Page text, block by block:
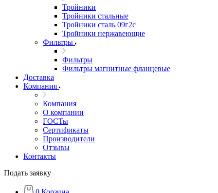
Тройники
Тройники стальные
Тройники сталь 09г2с
Тройники нержавеющие
Фильтры
Фильтры
Фильтры магнитные фланцевые
Доставка
Компания
Компания
О компании
ГОСТы
Сертификаты
Производители
Отзывы
Контакты
Подать заявку